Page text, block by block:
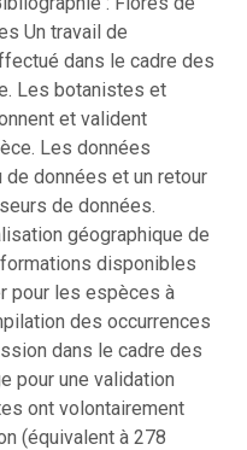
Un travail de
dans le cadre des
Les botanistes et
et valident
Les données
données et un retour
de données.
géographique de
disponibles
pour les espèces à
des occurrences
dans le cadre des
pour une validation
ont volontairement
(équivalent à 278